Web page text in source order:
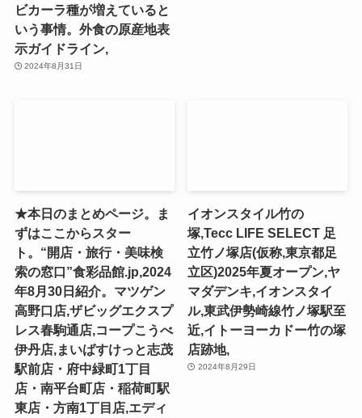
ビカーラ種が増えていると
いう事情。外食の原産地表
示ガイドライン,
2024年8月31日
★本日のまとめページ。ま
ずはここからスター
ト。“開店・旅行・美味検
索の窓口”食彩品館.jp,2024
年8月30日紹介。マツゲン
高野口店,ザビッグエクスプ
レス春駒通店,コープこうべ
伊丹店,まいばすけっと志茂
駅前店・府中緑町1丁目
店・南平台町店・稲荷町駅
東店・方南1丁目店,エディ
イオンスタイル竹の
塚,Tecc LIFE SELECT ⾜
⽴⽵ノ塚店(仮称,東京都足
立区)2025年夏オープン,ヤ
マダデンキ,イオンスタイ
ル,東武伊勢崎線竹ノ塚駅至
近,イトーヨーカドー竹の塚
店跡地,
2024年8月29日